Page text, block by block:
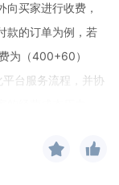
买家进行收费，
款的订单为例，若
为（400+60）
台服务流程，并协
的经营成本压力。